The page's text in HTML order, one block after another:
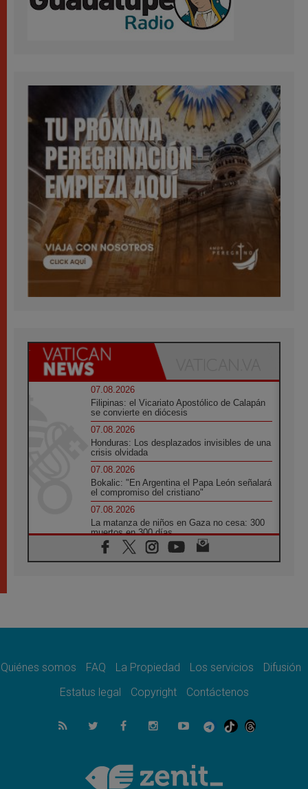
07.08.2026
Filipinas: el Vicariato Apostólico de Calapán
se convierte en diócesis
07.08.2026
Honduras: Los desplazados invisibles de una
crisis olvidada
07.08.2026
Bokalic: "En Argentina el Papa León señalará
el compromiso del cristiano"
07.08.2026
La matanza de niños en Gaza no cesa: 300
muertos en 300 días
07.08.2026
Tagle: La guerra desfigura el mundo, solo la
como misión al servicio del Evangelio
SIGNIS 2026, dar voz a las religiosas en el
07.08.2026
Lanzan un proyecto de empoderamiento
Programa oficial del Viaje Apostólico del
Papa León XIV a Francia
Quiénes somos FAQ La Propiedad Los servicios
Difusión
Estatus legal
Copyright Contáctenos